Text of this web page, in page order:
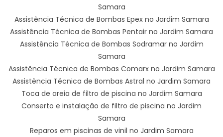
Samara
Assistência Técnica de Bombas Epex no Jardim Samara
Assistência Técnica de Bombas Pentair no Jardim Samara
Assistência Técnica de Bombas Sodramar no Jardim
Samara
Assistência Técnica de Bombas Comarx no Jardim Samara
Assistência Técnica de Bombas Astral no Jardim Samara
Toca de areia de filtro de piscina no Jardim Samara
Conserto e instalação de filtro de piscina no Jardim
Samara
Reparos em piscinas de vinil no Jardim Samara